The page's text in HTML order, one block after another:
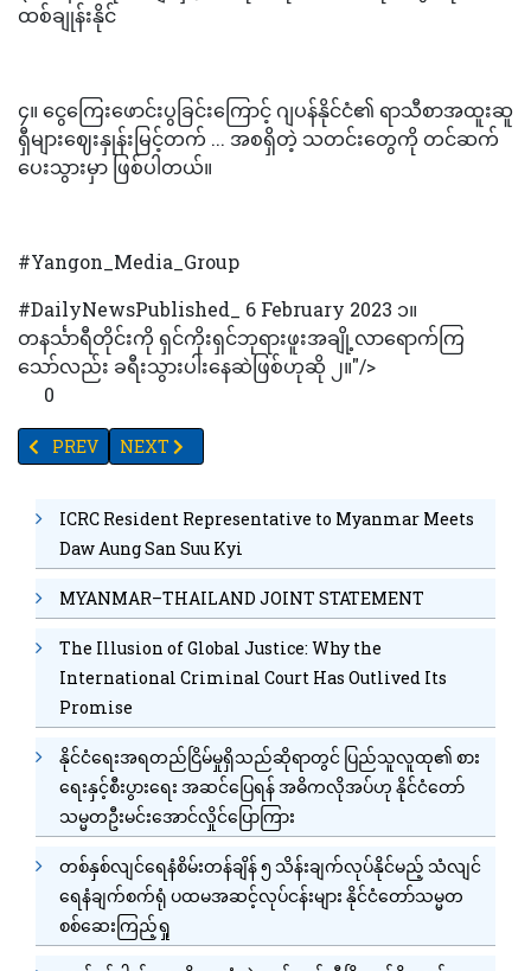
ထစ်ချုန်းနိုင်
၄။ ငွေကြေးဖောင်းပွခြင်းကြောင့် ဂျပန်နိုင်ငံ၏ ရာသီစာအထူးဆူ
ရှီများဈေးနှုန်းမြင့်တက် ... အစရှိတဲ့ သတင်းတွေကို တင်ဆက်
ပေးသွားမှာ ဖြစ်ပါတယ်။
#Yangon_Media_Group
#DailyNewsPublished_ 6 February 2023 ၁။
တနင်္သာရီတိုင်းကို ရှင်ကိုးရှင်ဘုရားဖူးအချို့လာရောက်ကြ
သော်လည်း ခရီးသွားပါးနေဆဲဖြစ်ဟုဆို ၂။"/>
0
PREVIOUS ARTICLE: တနင်္သာရီတိုင်းကို ရှင်ကိုးရှင်ဘုရားဖူးအချို့
PREV NEXT ARTICLE: ဧရာဝတီတိုင်းဒေသကြီးအတွင်းရှိ ဆိ
NEXT
ICRC Resident Representative to Myanmar Meets
Daw Aung San Suu Kyi
MYANMAR–THAILAND JOINT STATEMENT
The Illusion of Global Justice: Why the
International Criminal Court Has Outlived Its
Promise
နိုင်ငံရေးအရတည်ငြိမ်မှုရှိသည်ဆိုရာတွင် ပြည်သူလူထု၏ စား
ရေးနှင့်စီးပွားရေး အဆင်ပြေရန် အဓိကလိုအပ်ဟု နိုင်ငံတော်
သမ္မတဦးမင်းအောင်လှိုင်ပြောကြား
တစ်နှစ်လျင်ရေနံစိမ်းတန်ချိန် ၅ သိန်းချက်လုပ်နိုင်မည့် သံလျင်
ရေနံချက်စက်ရုံ ပထမအဆင့်လုပ်ငန်းများ နိုင်ငံတော်သမ္မတ
စစ်ဆေးကြည့်ရှု